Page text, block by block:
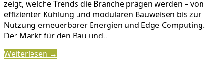
zeigt, welche Trends die Branche prägen werden – von
effizienter Kühlung und modularen Bauweisen bis zur
Nutzung erneuerbarer Energien und Edge-Computing.
Der Markt für den Bau und…
Weiterlesen →